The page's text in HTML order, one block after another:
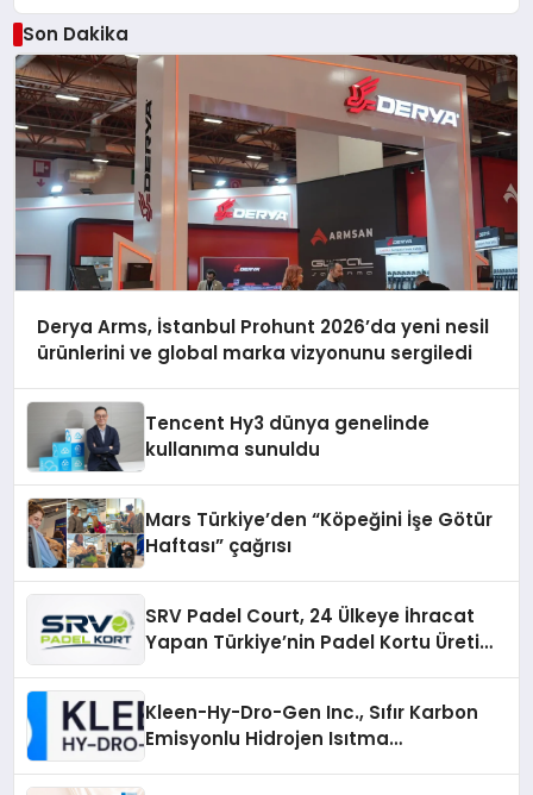
Son Dakika
Derya Arms, İstanbul Prohunt 2026’da yeni nesil
ürünlerini ve global marka vizyonunu sergiledi
Tencent Hy3 dünya genelinde
kullanıma sunuldu
Mars Türkiye’den “Köpeğini İşe Götür
Haftası” çağrısı
SRV Padel Court, 24 Ülkeye İhracat
Yapan Türkiye’nin Padel Kortu Üretim
Kleen-Hy-Dro-Gen Inc., Sıfır Karbon
Emisyonlu Hidrojen Isıtma